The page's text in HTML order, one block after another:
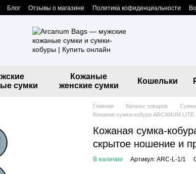
Блог Отзывы о магазине Политика кофиденциальности
сумки
Кожаные
женские сумки
Кошельки
Главная Каталог товаров
Кожаная сумка-кобура ARCANUM LITE
Кожаная сумка-
скрытое ношение и
В наличии Артикул: ARC-L-1/1